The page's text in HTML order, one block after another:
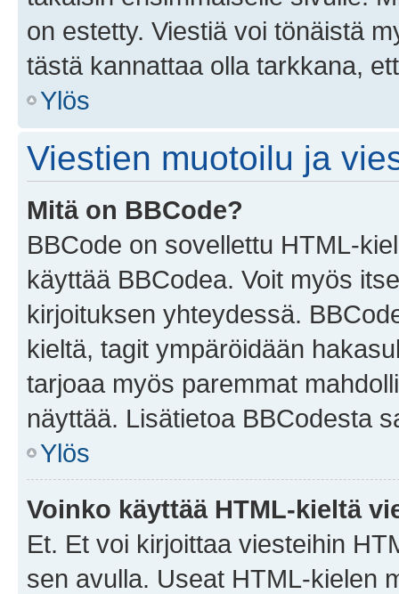
on estetty. Viestiä voi tönäistä
tästä kannattaa olla tarkkana,
Ylös
Viestien muotoilu ja
Mitä on BBCode?
BBCode on sovellettu HTML-
käyttää BBCodea. Voit myös
kirjoituksen yhteydessä.
kieltä, tagit ympäröidään
tarjoaa myös paremmat
näyttää. Lisätietoa BBCodesta
Ylös
Voinko käyttää HTML-kieltä
Et. Et voi kirjoittaa viesteihin
sen avulla. Useat HTML-kielen